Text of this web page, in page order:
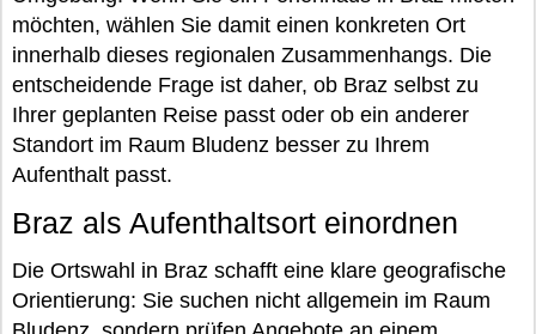
möchten, wählen Sie damit einen konkreten Ort
innerhalb dieses regionalen Zusammenhangs. Die
entscheidende Frage ist daher, ob Braz selbst zu
Ihrer geplanten Reise passt oder ob ein anderer
Standort im Raum Bludenz besser zu Ihrem
Aufenthalt passt.
Braz als Aufenthaltsort einordnen
Die Ortswahl in Braz schafft eine klare geografische
Orientierung: Sie suchen nicht allgemein im Raum